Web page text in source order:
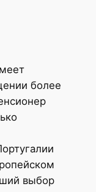
более
выбор